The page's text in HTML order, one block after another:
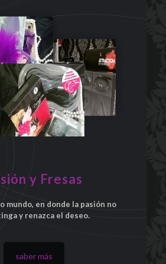
y Fresas
mundo, en donde la pasión no
y renazca el deseo.
saber más